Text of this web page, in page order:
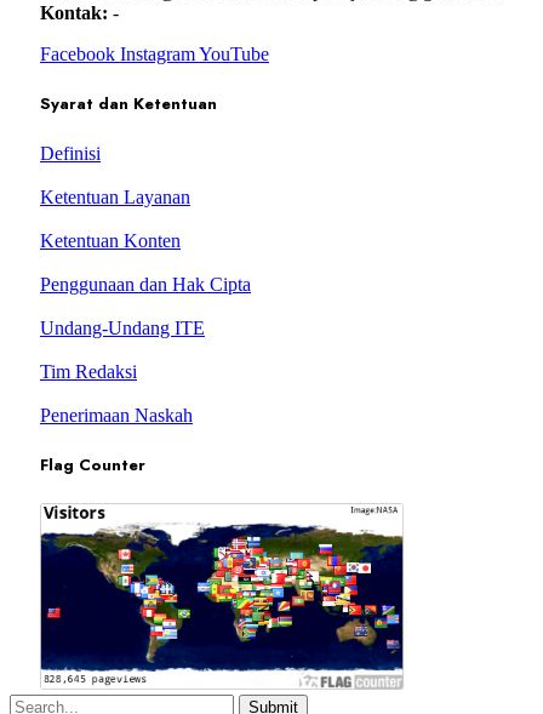
Kontak: -
Facebook InstagramYouTube
Syarat dan Ketentuan
Definisi
Ketentuan Layanan
Ketentuan Konten
Penggunaan dan Hak Cipta
Undang-Undang ITE
Tim Redaksi
Penerimaan Naskah
Flag Counter
Submit